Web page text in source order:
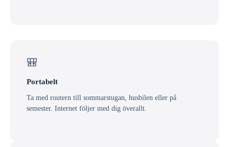
🎒
Portabelt
Ta med routern till sommarstugan, husbilen eller på
semester. Internet följer med dig överallt.